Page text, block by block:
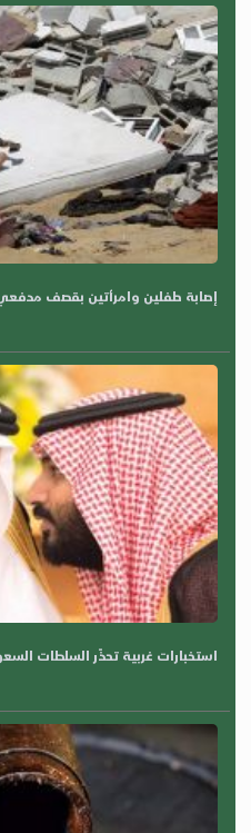
إصابة طفلين وامرأتين بقصف
استخبارات غربية تحذّر السلطات